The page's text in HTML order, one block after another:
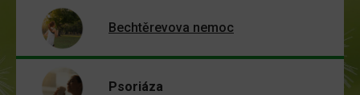
Bechtěrevova nemoc
Psoriáza